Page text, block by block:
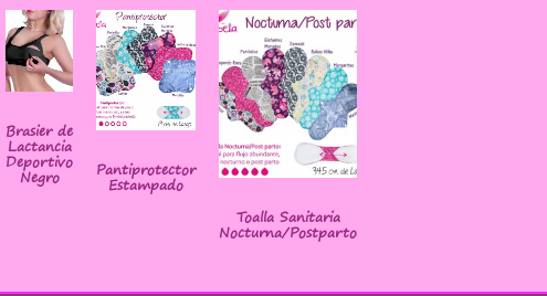
Brasier de
Lactancia
Deportivo
Negro Pantiprotector
Estampado
Toalla Sanitaria
Nocturna/Postparto